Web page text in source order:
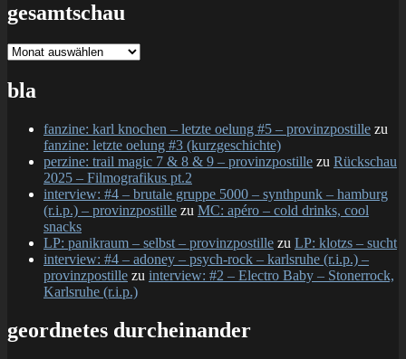
gesamtschau
gesamtschau
bla
fanzine: karl knochen – letzte oelung #5 – provinzpostille zu
fanzine: letzte oelung #3 (kurzgeschichte)
perzine: trail magic 7 & 8 & 9 – provinzpostille zu Rückschau
2025 – Filmografikus pt.2
interview: #4 – brutale gruppe 5000 – synthpunk – hamburg
(r.i.p.) – provinzpostille zu MC: apéro – cold drinks, cool
snacks
LP: panikraum – selbst – provinzpostille zu LP: klotzs – sucht
interview: #4 – adoney – psych-rock – karlsruhe (r.i.p.) –
provinzpostille zu interview: #2 – Electro Baby – Stonerrock,
Karlsruhe (r.i.p.)
geordnetes durcheinander